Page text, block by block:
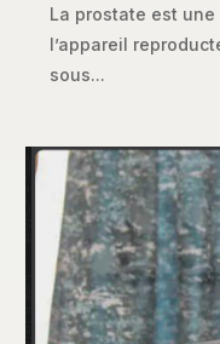
La prostate est
l’appareil
sous...